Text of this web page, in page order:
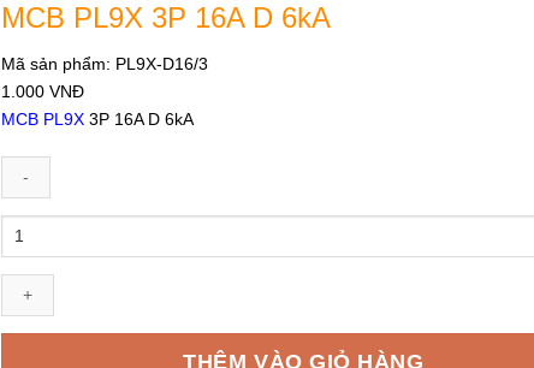
MCB PL9X 3P 16A D 6kA
Mã sản phẩm: PL9X-D16/3
1.000VNĐ
MCB PL9X3P 16A D 6kA
3P
16A
D
THÊM VÀO GIỎ HÀNG